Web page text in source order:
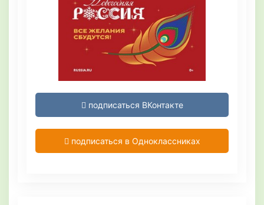
подписаться ВКонтакте
подписаться в Одноклассниках